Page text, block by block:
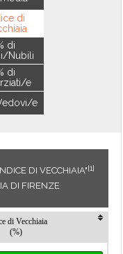
di
di
Nubili
di
e
e
DI VECCHIAIA"[1]
DI FIRENZE
di Vecchiaia
(%)